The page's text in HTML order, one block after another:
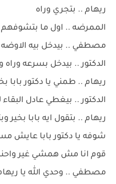
ريهام .. بتجري وراه
الممرضه .. اول ما بتشوفهم
مصطفي .. بيدخل بيه الاوضه
الدكتور .. بيدخل بسرعه
ريهام .. طمني يا دكتور بابا
الدكتور .. بيغطي عادل البقاء
ريهام .. بتقول ايه بابا بخير
شوفه يا دكتور بابا عايش
قوم انا مش همشي غير
مصطفي .. وحدي الله يا